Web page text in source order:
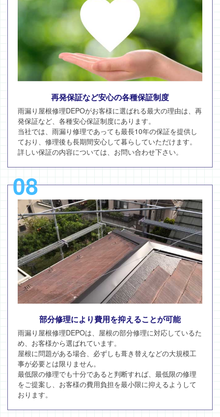
再発保証など安心の各種保証制度
雨漏り屋根修理DEPOがお客様に選ばれる最大の理由は、再
発保証など、各種安心保証制度にあります。
当社では、雨漏り修理であっても最長10年の保証を提供し
ており、修理後も長期間安心して暮らしていただけます。
詳しい保証の内容については、お問い合わせ下さい。
08
部分修理により費用を抑えることが可能
雨漏り屋根修理DEPOは、屋根の部分修理に対応しているた
め、お客様から選ばれています。
屋根に問題がある場合、必ずしも葺き替えなどの大規模工
事が必要とは限りません。
最低限の修理でも十分であると判断すれば、最低限の修理
をご提案し、お客様の費用負担を最小限に抑えるようして
おります。